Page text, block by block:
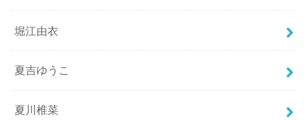
堀江由衣
夏吉ゆうこ
夏川椎菜